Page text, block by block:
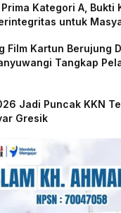
Kategori A, Bukti
untuk
Film Kartun Berujung
Tangkap
Jadi Puncak KKN
Gresik